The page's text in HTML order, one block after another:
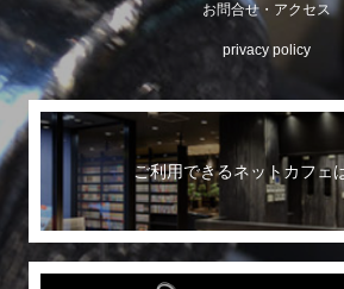
お問合せ・アクセス
privacy policy
ご利用できるネットカフェ